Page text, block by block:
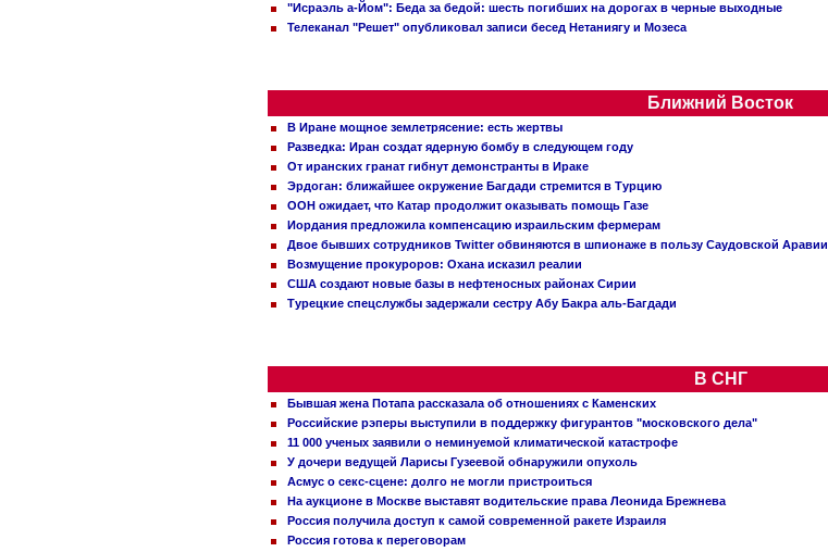
"Исраэль а-Йом": Беда за бедой: шесть погибших на дорогах в черные выходные
Телеканал "Решет" опубликовал записи бесед Нетаниягу и Мозеса
Ближний Восток
В Иране мощное землетрясение: есть жертвы
Разведка: Иран создат ядерную бомбу в следующем году
От иранских гранат гибнут демонстранты в Ираке
Эрдоган: ближайшее окружение Багдади стремится в Турцию
ООН ожидает, что Катар продолжит оказывать помощь Газе
Иордания предложила компенсацию израильским фермерам
Двое бывших сотрудников Twitter обвиняются в шпионаже в пользу Саудовской Аравии
Возмущение прокуроров: Охана исказил реалии
США создают новые базы в нефтеносных районах Сирии
Турецкие спецслужбы задержали сестру Абу Бакра аль-Багдади
В СНГ
Бывшая жена Потапа рассказала об отношениях с Каменских
Российские рэперы выступили в поддержку фигурантов "московского дела"
11 000 ученых заявили о неминуемой климатической катастрофе
У дочери ведущей Ларисы Гузеевой обнаружили опухоль
Асмус о секс-сцене: долго не могли пристроиться
На аукционе в Москве выставят водительские права Леонида Брежнева
Россия получила доступ к самой современной ракете Израиля
Россия готова к переговорам